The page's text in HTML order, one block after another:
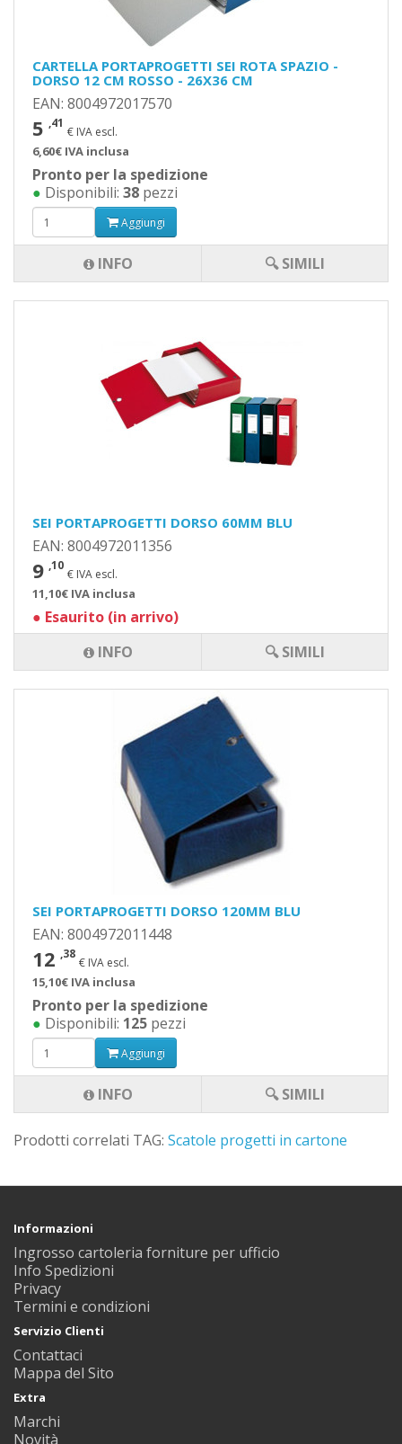
SEI PORTAPROGETTI DORSO 120MM BLU
EAN: 8004972011448
12 ,38
€ IVA escl.
15,10€ IVA inclusa
Pronto per la spedizione
● Disponibili: 125 pezzi
Aggiungi
INFO 🔍 SIMILI
CARTELLA PORTAPROGETTI SEI ROTA SPAZIO -
DORSO 12 CM ROSSO - 26X36 CM
EAN: 8004972017570
5 ,41
€ IVA escl.
6,60€ IVA inclusa
Pronto per la spedizione
● Disponibili: 38 pezzi
Aggiungi
INFO 🔍 SIMILI
SEI PORTAPROGETTI DORSO 60MM BLU
EAN: 8004972011356
9 ,10
€ IVA escl.
11,10€ IVA inclusa
● Esaurito (in arrivo)
INFO
🔍 SIMILI
Prodotti correlati TAG: Scatole progetti in cartone
Informazioni
Ingrosso cartoleria forniture per ufficio
Info Spedizioni
Privacy
Termini e condizioni
Servizio Clienti
Contattaci
Mappa del Sito
Extra
Marchi
Novità